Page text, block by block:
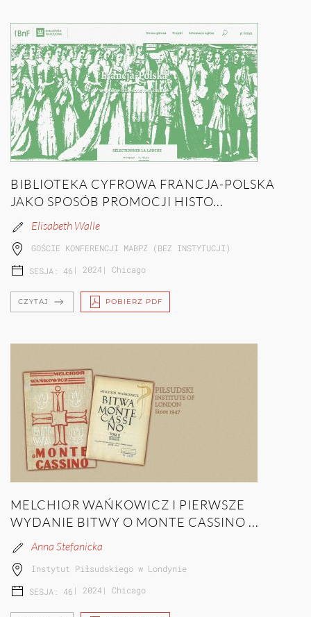
BIBLIOTEKA CYFROWA FRANCJA-POLSKA
JAKO SPOSÓB PROMOCJI HISTO...
Elisabeth Walle
GOŚCIE KONFERENCJI MABPZ (BEZ INSTYTUCJI)
SESJA: 46 | 2024| Chicago
CZYTAJ POBIERZ PDF
MELCHIOR WAŃKOWICZ I PIERWSZE
WYDANIE BITWY O MONTE CASSINO ...
Anna Stefanicka
Instytut Piłsudskiego w Londynie
SESJA: 46 | 2024| Chicago